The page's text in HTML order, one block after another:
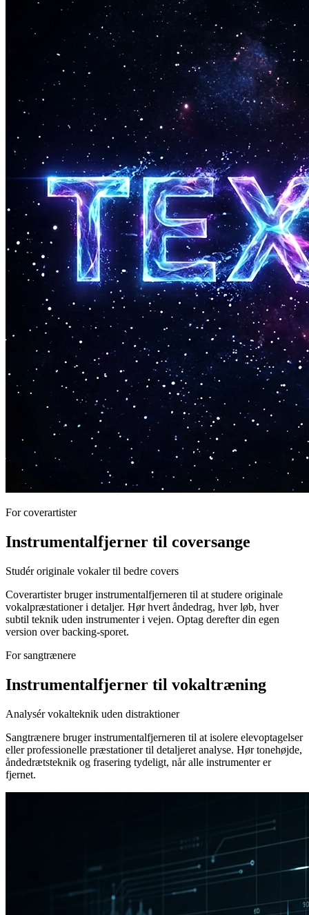
For coverartister
Instrumentalfjerner til coversange
Studér originale vokaler til bedre covers
Coverartister bruger instrumentalfjerneren til at studere originale
vokalpræstationer i detaljer. Hør hvert åndedrag, hver løb, hver
subtil teknik uden instrumenter i vejen. Optag derefter din egen
version over backing-sporet.
For sangtrænere
Instrumentalfjerner til vokaltræning
Analysér vokalteknik uden distraktioner
Sangtrænere bruger instrumentalfjerneren til at isolere elevoptagelser
eller professionelle præstationer til detaljeret analyse. Hør tonehøjde,
åndedrætsteknik og frasering tydeligt, når alle instrumenter er
fjernet.